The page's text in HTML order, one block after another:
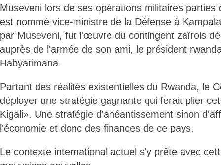
Museveni lors de ses opérations militaires parties
est nommé vice-ministre de la Défense à
par Museveni, fut l'œuvre du contingent zaïrois
auprès de l'armée de son ami, le président
Habyarimana.
Partant des réalités existentielles du Rwanda, le
déployer une stratégie gagnante qui ferait plier
Kigali». Une stratégie d'anéantissement sinon
l'économie et donc des finances de ce pays.
Le contexte international actuel s'y prête avec